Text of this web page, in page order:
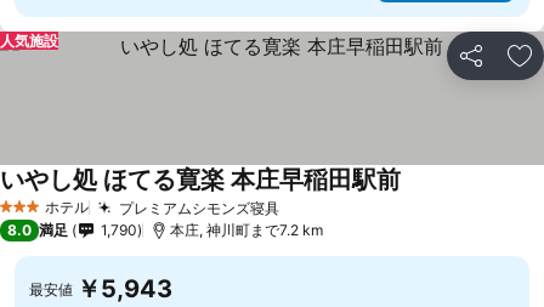
シェア お
人気施設
3 ホテルのランク
ホテル プレミアムシモンズ寝具
いやし処 ほてる寛楽 本庄早稲田駅前
8.0 満足 1,790 本庄, 神川町まで7.2 km
最安値 ￥5,943